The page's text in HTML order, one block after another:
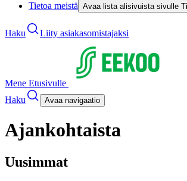
Tietoa meistä Avaa lista alisivuista sivulle
Haku Liity asiakasomistajaksi
Mene Etusivulle
Haku
Avaa navigaatio
Ajankohtaista
Uusimmat